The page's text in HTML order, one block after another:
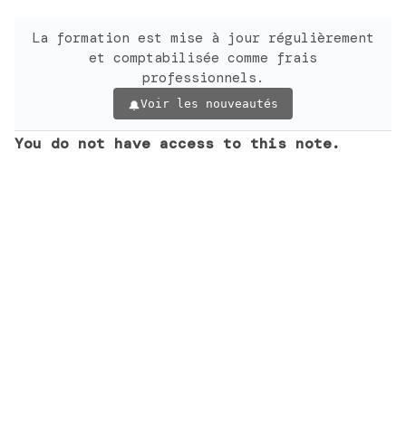
La formation est mise à jour régulièrement
et comptabilisée comme frais
professionnels.
Voir les nouveautés
You do not have access to this note.